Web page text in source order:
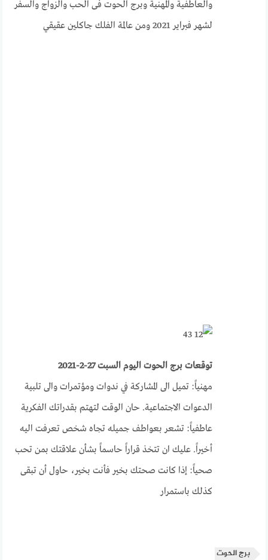
والعاطفية والمهنية وبرج الحوت فى الحب والزواج والسفر
لشهر فبراير 2021 ومن عالمة الفلك جاكلين عقيقي
توقعات برج الحوت اليوم السبت 27-2-2021
مهنياً: تميل الى المشاركة في ندوات ومؤتمرات والى تلبية
الدعوات الاجتماعية. حان الوقت لتهتم بقدراتك الفكرية
عاطفياً: تشعر بعواطف جميله تجاه شخص تعرفت اليه
أخيراً. عليك ان تتخذ قراراً حاسماً بشأن علاقتك بمن تحب
صحياً: إذا كانت صحتك بخير فأنت بخير، حاول أن تبقى
كذلك باستمرار
برج الحوت